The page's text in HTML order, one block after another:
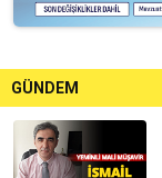
GÜNDEM